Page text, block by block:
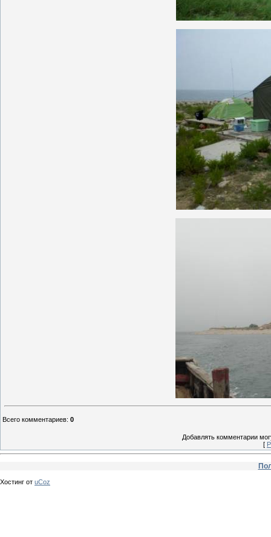
Всего комментариев: 0
Добавлять комментарии
[
Хостинг от uCoz